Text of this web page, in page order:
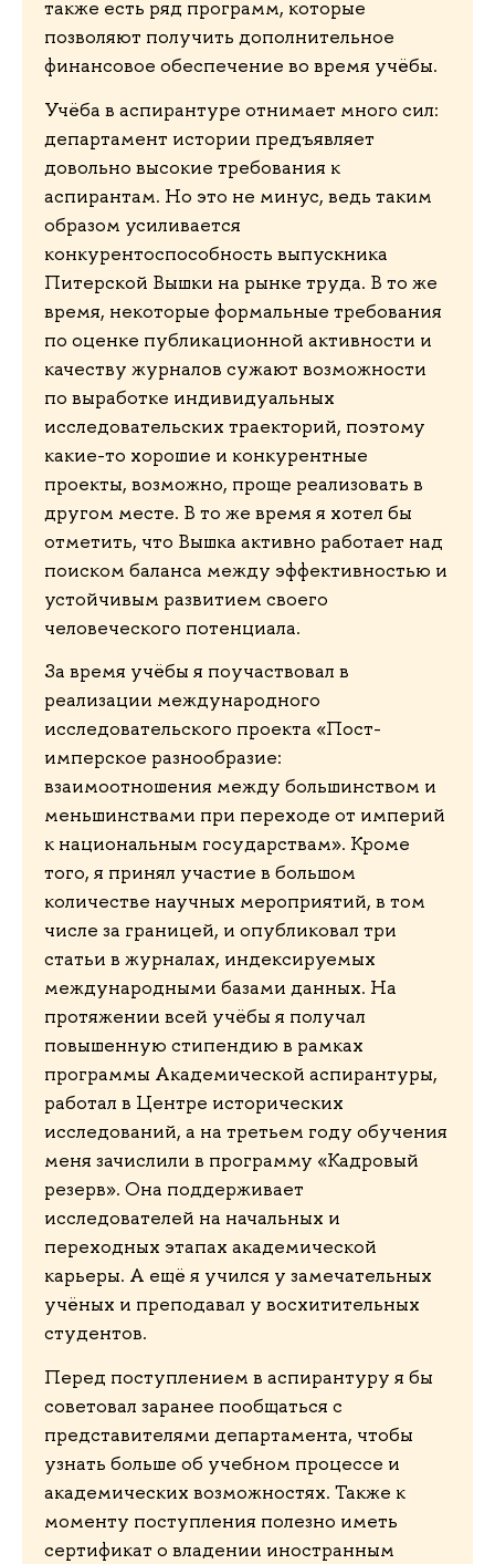
также есть ряд программ, которые
позволяют получить дополнительное
финансовое обеспечение во время учёбы.
Учёба в аспирантуре отнимает много сил:
департамент истории предъявляет
довольно высокие требования к
аспирантам. Но это не минус, ведь таким
образом усиливается
конкурентоспособность выпускника
Питерской Вышки на рынке труда. В то же
время, некоторые формальные требования
по оценке публикационной активности и
качеству журналов сужают возможности
по выработке индивидуальных
исследовательских траекторий, поэтому
какие-то хорошие и конкурентные
проекты, возможно, проще реализовать в
другом месте. В то же время я хотел бы
отметить, что Вышка активно работает над
поиском баланса между эффективностью и
устойчивым развитием своего
человеческого потенциала.
За время учёбы я поучаствовал в
реализации международного
исследовательского проекта «Пост-
имперское разнообразие:
взаимоотношения между большинством и
меньшинствами при переходе от империй
к национальным государствам». Кроме
того, я принял участие в большом
количестве научных мероприятий, в том
числе за границей, и опубликовал три
статьи в журналах, индексируемых
международными базами данных. На
протяжении всей учёбы я получал
повышенную стипендию в рамках
программы Академической аспирантуры,
работал в Центре исторических
исследований, а на третьем году обучения
меня зачислили в программу «Кадровый
резерв». Она поддерживает
исследователей на начальных и
переходных этапах академической
карьеры. А ещё я учился у замечательных
учёных и преподавал у восхитительных
студентов.
Перед поступлением в аспирантуру я бы
советовал заранее пообщаться с
представителями департамента, чтобы
узнать больше об учебном процессе и
академических возможностях. Также к
моменту поступления полезно иметь
сертификат о владении иностранным